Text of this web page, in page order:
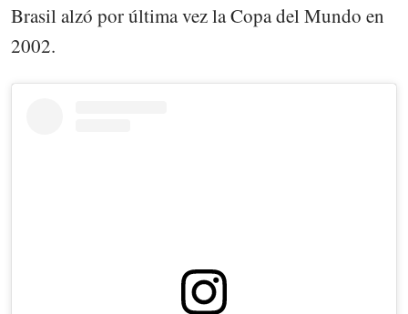
Brasil alzó por última vez la Copa del Mundo en
2002.